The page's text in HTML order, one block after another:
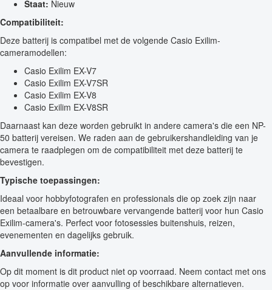
Staat: Nieuw
Compatibiliteit:
Deze batterij is compatibel met de volgende Casio Exilim-
cameramodellen:
Casio Exilim EX-V7
Casio Exilim EX-V7SR
Casio Exilim EX-V8
Casio Exilim EX-V8SR
Daarnaast kan deze worden gebruikt in andere camera's die een NP-
50 batterij vereisen. We raden aan de gebruikershandleiding van je
camera te raadplegen om de compatibiliteit met deze batterij te
bevestigen.
Typische toepassingen:
Ideaal voor hobbyfotografen en professionals die op zoek zijn naar
een betaalbare en betrouwbare vervangende batterij voor hun Casio
Exilim-camera's. Perfect voor fotosessies buitenshuis, reizen,
evenementen en dagelijks gebruik.
Aanvullende informatie:
Op dit moment is dit product niet op voorraad. Neem contact met ons
op voor informatie over aanvulling of beschikbare alternatieven.